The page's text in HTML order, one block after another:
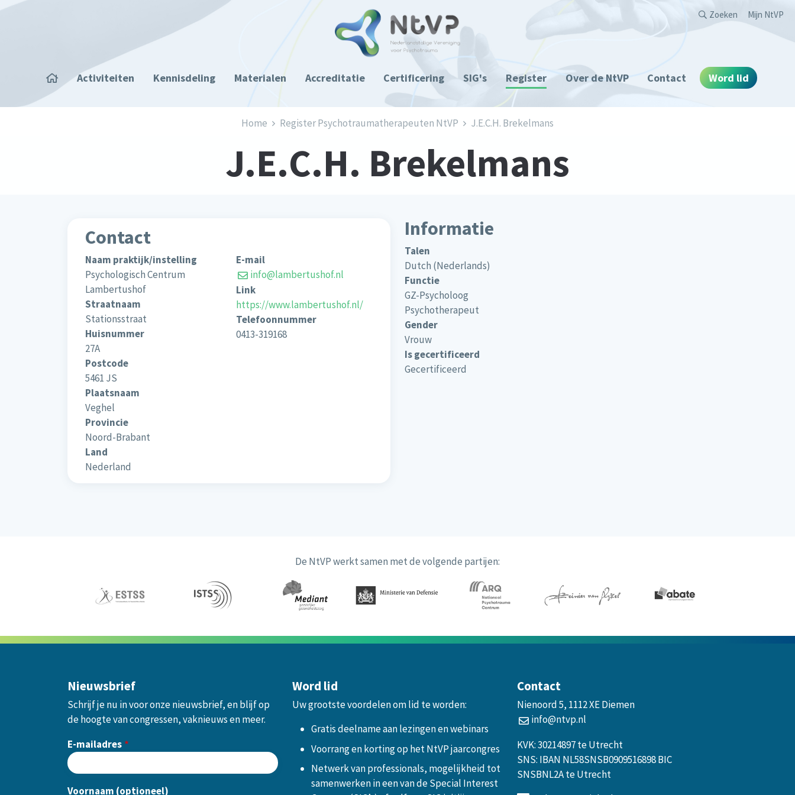
Home Activiteiten Kennisdeling Materialen Accreditatie Certificering SIG's Register Over de NtVP Contact Word lid
Zoeken Mijn NtVP
Home Register Psychotraumatherapeuten NtVP J.E.C.H. Brekelmans
J.E.C.H. Brekelmans
Contact
Naam praktijk/instelling
Psychologisch Centrum
Lambertushof
Straatnaam
Stationsstraat
Huisnummer
27A
Postcode
5461 JS
Plaatsnaam
Veghel
Provincie
Noord-Brabant
Land
Nederland
E-mail
info@lambertushof.nl
Link
https://www.lambertushof.nl/
Telefoonnummer
0413-319168
Informatie
Talen
Dutch (Nederlands)
Functie
GZ-Psycholoog
Psychotherapeut
Gender
Vrouw
Is gecertificeerd
Gecertificeerd
De NtVP werkt samen met de volgende partijen:
Nieuwsbrief
Schrijf je nu in voor onze nieuwsbrief, en blijf op
de hoogte van congressen, vaknieuws en meer.
E-mailadres
Voornaam (optioneel)
Word lid
Uw grootste voordelen om lid te worden:
Gratis deelname aan lezingen en webinars
Voorrang en korting op het NtVP jaarcongres
Netwerk van professionals, mogelijkheid tot
samenwerken in een van de Special Interest
Contact
Nienoord 5, 1112 XE Diemen
info@ntvp.nl
KVK: 30214897 te Utrecht
SNS: IBAN NL58SNSB0909516898 BIC
SNSBNL2A te Utrecht